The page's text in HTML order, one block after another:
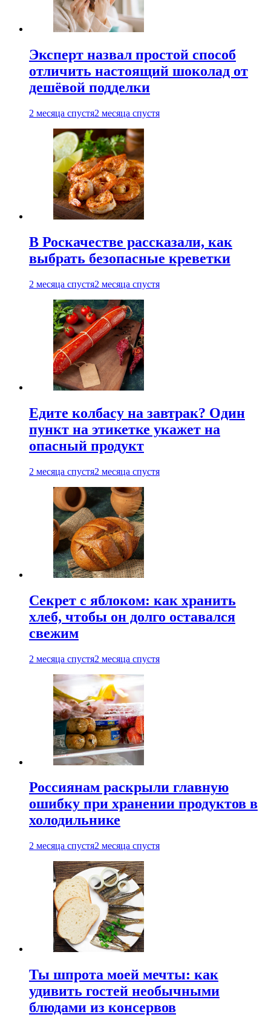
Эксперт назвал простой способ
отличить настоящий шоколад от
дешёвой подделки
2 месяца спустя2 месяца спустя
В Роскачестве рассказали, как
выбрать безопасные креветки
2 месяца спустя2 месяца спустя
Едите колбасу на завтрак? Один
пункт на этикетке укажет на
опасный продукт
2 месяца спустя2 месяца спустя
Секрет с яблоком: как хранить
хлеб, чтобы он долго оставался
свежим
2 месяца спустя2 месяца спустя
Россиянам раскрыли главную
ошибку при хранении продуктов в
холодильнике
2 месяца спустя2 месяца спустя
Ты шпрота моей мечты: как
удивить гостей необычными
блюдами из консервов